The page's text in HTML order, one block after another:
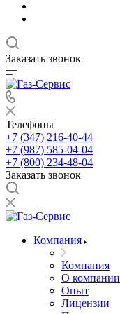
Заказать звонок
Телефоны
+7 (347) 216-40-44
+7 (987) 585-04-04
+7 (800) 234-48-04
Заказать звонок
Компания
Компания
О компании
Опыт
Лицензии